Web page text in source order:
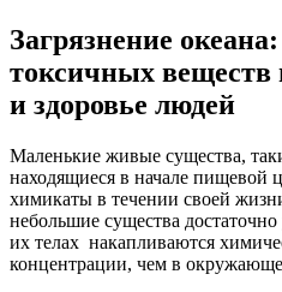
Загрязнение
токсичных
и здоровье людей
Маленькие живые существа,
находящиеся в начале пищевой
химикаты в течении своей
небольшие существа
их телах накапливаются
концентрации, чем в